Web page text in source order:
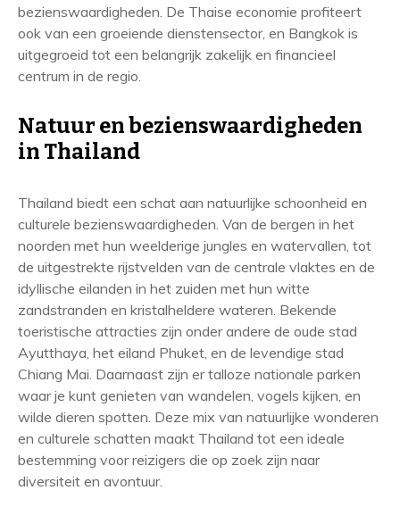
bezienswaardigheden. De Thaise economie profiteert
ook van een groeiende dienstensector, en Bangkok is
uitgegroeid tot een belangrijk zakelijk en financieel
centrum in de regio.
Natuur en bezienswaardigheden
in Thailand
Thailand biedt een schat aan natuurlijke schoonheid en
culturele bezienswaardigheden. Van de bergen in het
noorden met hun weelderige jungles en watervallen, tot
de uitgestrekte rijstvelden van de centrale vlaktes en de
idyllische eilanden in het zuiden met hun witte
zandstranden en kristalheldere wateren. Bekende
toeristische attracties zijn onder andere de oude stad
Ayutthaya, het eiland Phuket, en de levendige stad
Chiang Mai. Daarnaast zijn er talloze nationale parken
waar je kunt genieten van wandelen, vogels kijken, en
wilde dieren spotten. Deze mix van natuurlijke wonderen
en culturele schatten maakt Thailand tot een ideale
bestemming voor reizigers die op zoek zijn naar
diversiteit en avontuur.